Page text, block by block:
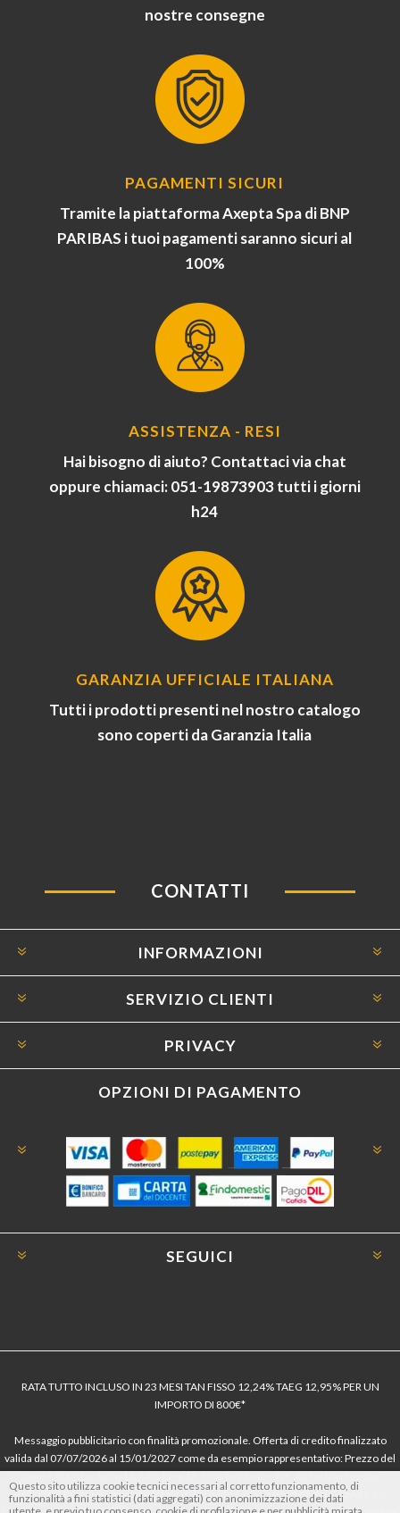
nostre consegne
PAGAMENTI SICURI
Tramite la piattaforma Axepta Spa di BNP
PARIBAS i tuoi pagamenti saranno sicuri al
100%
ASSISTENZA - RESI
Hai bisogno di aiuto? Contattaci via chat
oppure chiamaci: 051-19873903 tutti i giorni
h24
GARANZIA UFFICIALE ITALIANA
Tutti i prodotti presenti nel nostro catalogo
sono coperti da Garanzia Italia
CONTATTI
INFORMAZIONI
SERVIZIO CLIENTI
PRIVACY
OPZIONI DI PAGAMENTO
SEGUICI
RATA TUTTO INCLUSO IN 23 MESI TAN FISSO 12,24% TAEG 12,95% PER UN
IMPORTO DI 800€*
Messaggio pubblicitario con finalità promozionale. Offerta di credito finalizzato
valida dal 07/07/2026 al 15/01/2027 come da esempio rappresentativo: Prezzo del
dell’offerta azzerati. Importo totale del credito € 800. Importo totale dovuto dal
Questo sito utilizza cookie tecnici necessari al corretto funzionamento, di
funzionalità a fini statistici (dati aggregati) con anonimizzazione dei dati